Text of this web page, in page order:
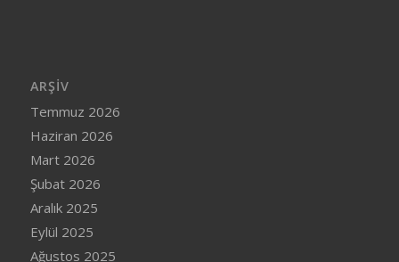
ARŞIV
Temmuz 2026
Haziran 2026
Mart 2026
Şubat 2026
Aralık 2025
Eylül 2025
Ağustos 2025